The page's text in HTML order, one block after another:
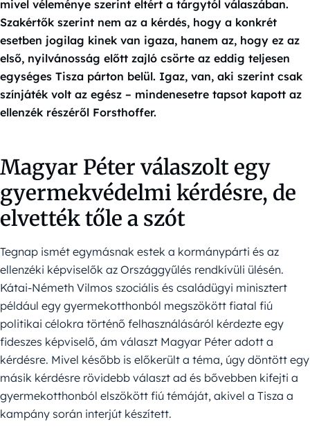
mivel véleménye szerint eltért a tárgytól válaszában.
Szakértők szerint nem az a kérdés, hogy a konkrét
esetben jogilag kinek van igaza, hanem az, hogy ez az
első, nyilvánosság előtt zajló csörte az eddig teljesen
egységes Tisza párton belül. Igaz, van, aki szerint csak
színjáték volt az egész – mindenesetre tapsot kapott az
ellenzék részéről Forsthoffer.
Magyar Péter válaszolt egy
gyermekvédelmi kérdésre, de
elvették tőle a szót
Tegnap ismét egymásnak estek a kormánypárti és az
ellenzéki képviselők az Országgyűlés rendkívüli ülésén.
Kátai-Németh Vilmos szociális és családügyi minisztert
például egy gyermekotthonból megszökött fiatal fiú
politikai célokra történő felhasználásáról kérdezte egy
fideszes képviselő, ám választ Magyar Péter adott a
kérdésre. Mivel később is előkerült a téma, úgy döntött egy
másik kérdésre rövidebb választ ad és bővebben kifejti a
gyermekotthonból elszökött fiú témáját, akivel a Tisza a
kampány során interjút készített.